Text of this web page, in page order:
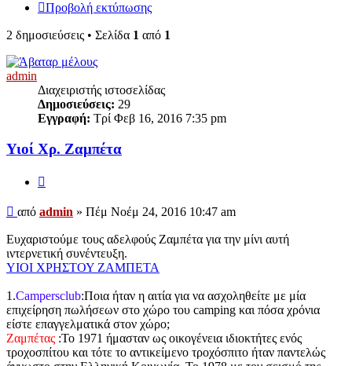
Προβολή εκτύπωσης
2 δημοσιεύσεις • Σελίδα 1 από 1
admin
Διαχειριστής ιστοσελίδας
Δημοσιεύσεις: 29
Εγγραφή: Τρί Φεβ 16, 2016 7:35 pm
Υιοί Χρ. Ζαμπέτα
Δημοσίευση
από admin » Πέμ Νοέμ 24, 2016 10:47 am
Ευχαριστούμε τους αδελφούς Ζαμπέτα για την μίνι αυτή
ιντερνετική συνέντευξη.
ΥΙΟΙ ΧΡΗΣΤΟΥ ΖΑΜΠΕΤΑ
1.Campersclub:Ποια ήταν η αιτία για να ασχοληθείτε με μία
επιχείρηση πωλήσεων στο χώρο του camping και πόσα χρόνια
είστε επαγγελματικά στον χώρο;
Ζαμπέτας :Το 1971 ήμασταν ως οικογένεια ιδιοκτήτες ενός
τροχοσπίτου και τότε το αντικείμενο τροχόσπιτο ήταν παντελώς